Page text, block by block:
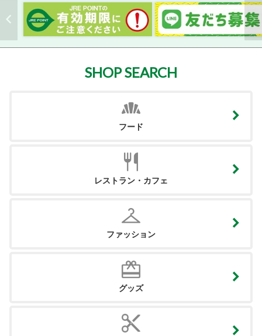
SHOP SEARCH
フード
レストラン・カフェ
ファッション
グッズ